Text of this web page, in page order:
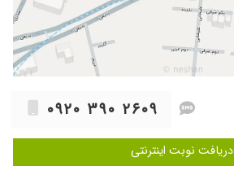
۰۹۲۰ ۳۹۰ ۲۶۰۹
دریافت نوبت اینترنتی